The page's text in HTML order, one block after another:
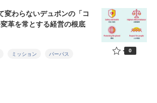
変わらないデュポンの「コ
革を常とする経営の根底
ミッション パーパス 0